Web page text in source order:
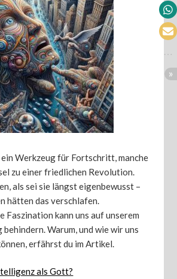
ein Werkzeug für Fortschritt, manche
zu einer friedlichen Revolution.
als sei sie längst eigenbewusst –
hätten das verschlafen.
Faszination kann uns auf unserem
Warum, und wie wir uns
erfährst du im Artikel.
als Gott?